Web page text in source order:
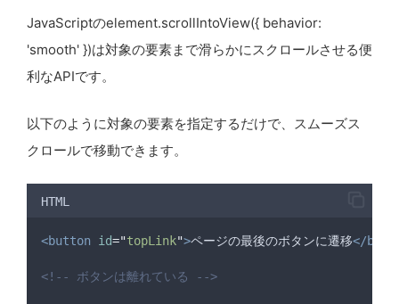
JavaScriptのelement.scrollIntoView({ behavior:
'smooth' })は対象の要素まで滑らかにスクロールさせる便
利なAPIです。
以下のように対象の要素を指定するだけで、スムーズス
クロールで移動できます。
HTML
<button id="topLink">ページの最後のボタンに遷移</
<!-- ボタンは離れている -->